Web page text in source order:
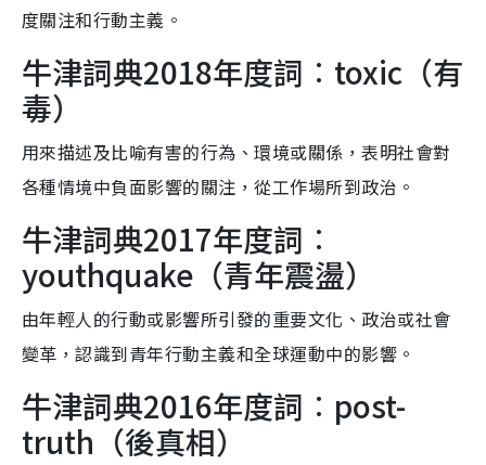
度關注和行動主義。
牛津詞典2018年度詞︰toxic（有
毒）
用來描述及比喻有害的行為、環境或關係，表明社會對
各種情境中負面影響的關注，從工作場所到政治。
牛津詞典2017年度詞︰
youthquake（青年震盪）
由年輕人的行動或影響所引發的重要文化、政治或社會
變革，認識到青年行動主義和全球運動中的影響。
牛津詞典2016年度詞︰post-
truth（後真相）